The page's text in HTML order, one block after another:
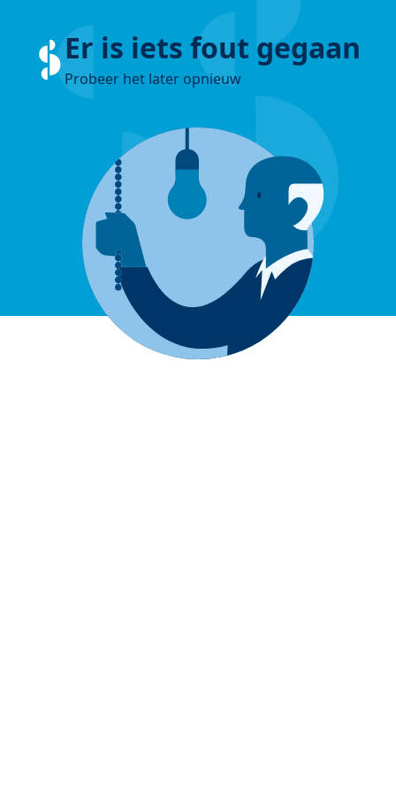
Er is iets fout gegaan
Probeer het later opnieuw